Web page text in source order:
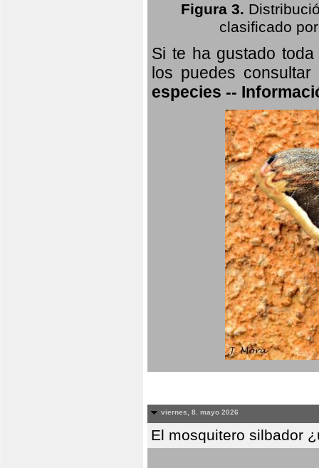
Figura 3.
clasificado
Si te ha gustado
los puedes
especies --
viernes, 8. mayo 2026
El mosquitero silbador